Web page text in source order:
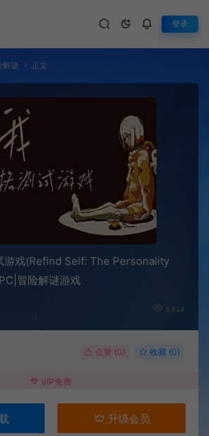
登录
解谜 正文
游戏(Refind Self: The Personality
冒险解谜游戏
3,824
点赞 (0) 收藏 (0)
VIP免费
升级会员